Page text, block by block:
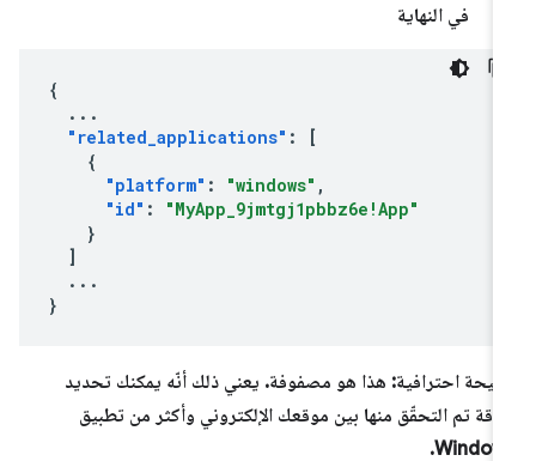
في النهاية
"related_applications"
"platform": "windows"
"id": "MyApp_9jmtgj1pbbz6e!App"
احترافية: هذا هو مصفوفة. يعني ذلك أنّه يمكنك تحديد
تم التحقّق منها بين موقعك الإلكتروني وأكثر من تطبيق